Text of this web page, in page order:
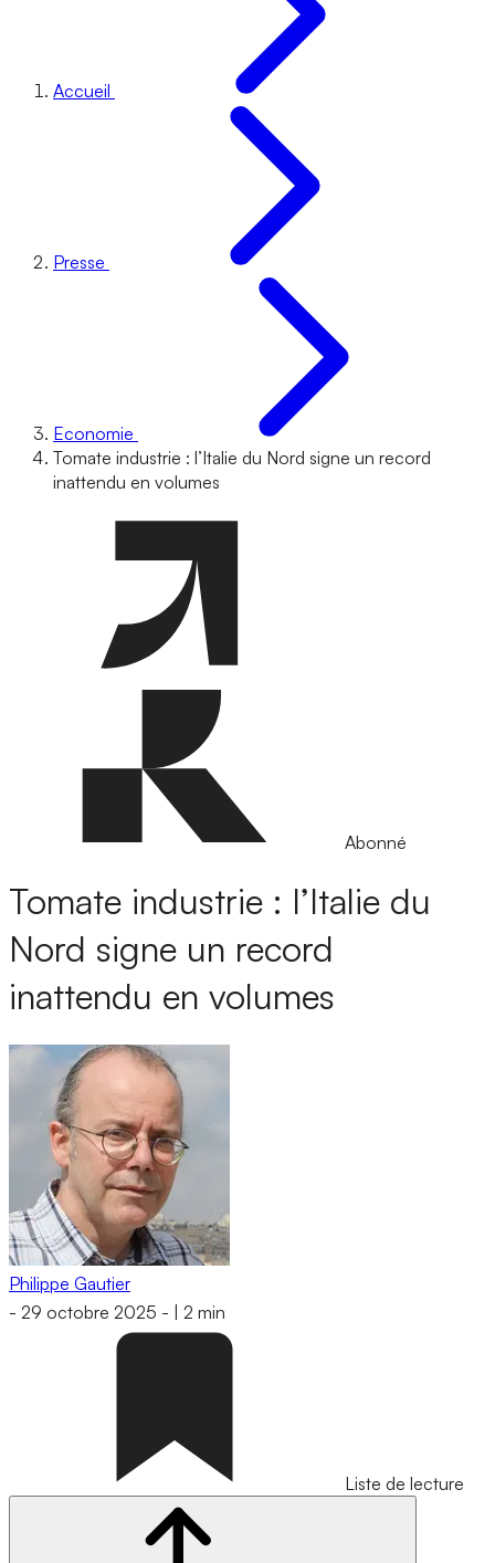
Accueil
Presse
Economie
Tomate industrie : l’Italie du Nord signe un record
inattendu en volumes
Abonné
Tomate industrie : l’Italie du
Nord signe un record
inattendu en volumes
Philippe Gautier
- 29 octobre 2025 - 2 min
Liste de lecture